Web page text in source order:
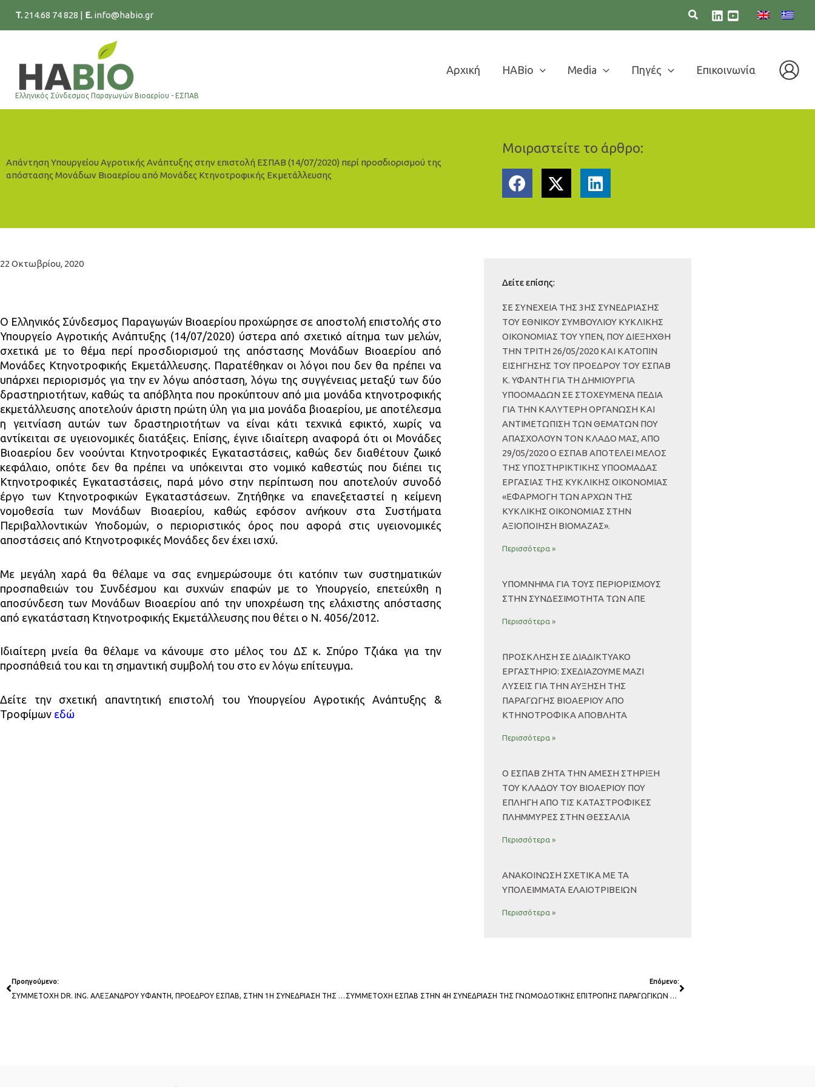
T. 214.68 74 828 | E. info@habio.gr
Ελληνικός Σύνδεσμος Παραγωγών Βιοαερίου - ΕΣΠΑΒ
Αρχική HABio Media Πηγές Επικοινωνία
Απάντηση Υπουργείου Αγροτικής Ανάπτυξης στην επιστολή ΕΣΠΑΒ (14/07/2020) περί προσδιορισμού της
απόστασης Μονάδων Βιοαερίου από Μονάδες Κτηνοτροφικής Εκμετάλλευσης
Μοιραστείτε το άρθρο:
22 Οκτωβρίου, 2020
Ο Ελληνικός Σύνδεσμος Παραγωγών Βιοαερίου προχώρησε σε αποστολή επιστολής στο
Υπουργείο Αγροτικής Ανάπτυξης (14/07/2020) ύστερα από σχετικό αίτημα των μελών,
σχετικά με το θέμα περί προσδιορισμού της απόστασης Μονάδων Βιοαερίου από
Μονάδες Κτηνοτροφικής Εκμετάλλευσης. Παρατέθηκαν οι λόγοι που δεν θα πρέπει να
υπάρχει περιορισμός για την εν λόγω απόσταση, λόγω της συγγένειας μεταξύ των δύο
δραστηριοτήτων, καθώς τα απόβλητα που προκύπτουν από μια μονάδα κτηνοτροφικής
εκμετάλλευσης αποτελούν άριστη πρώτη ύλη για μια μονάδα βιοαερίου, με αποτέλεσμα
η γειτνίαση αυτών των δραστηριοτήτων να είναι κάτι τεχνικά εφικτό, χωρίς να
αντίκειται σε υγειονομικές διατάξεις. Επίσης, έγινε ιδιαίτερη αναφορά ότι οι Μονάδες
Βιοαερίου δεν νοούνται Κτηνοτροφικές Εγκαταστάσεις, καθώς δεν διαθέτουν ζωικό
κεφάλαιο, οπότε δεν θα πρέπει να υπόκεινται στο νομικό καθεστώς που διέπει τις
Κτηνοτροφικές Εγκαταστάσεις, παρά μόνο στην περίπτωση που αποτελούν συνοδό
έργο των Κτηνοτροφικών Εγκαταστάσεων. Ζητήθηκε να επανεξεταστεί η κείμενη
νομοθεσία των Μονάδων Βιοαερίου, καθώς εφόσον ανήκουν στα Συστήματα
Περιβαλλοντικών Υποδομών, ο περιοριστικός όρος που αφορά στις υγειονομικές
αποστάσεις από Κτηνοτροφικές Μονάδες δεν έχει ισχύ.
Με μεγάλη χαρά θα θέλαμε να σας ενημερώσουμε ότι κατόπιν των συστηματικών
προσπαθειών του Συνδέσμου και συχνών επαφών με το Υπουργείο, επετεύχθη η
αποσύνδεση των Μονάδων Βιοαερίου από την υποχρέωση της ελάχιστης απόστασης
από εγκατάσταση Κτηνοτροφικής Εκμετάλλευσης που θέτει ο Ν. 4056/2012.
Ιδιαίτερη μνεία θα θέλαμε να κάνουμε στο μέλος του ΔΣ κ. Σπύρο Τζιάκα για την
προσπάθειά του και τη σημαντική συμβολή του στο εν λόγω επίτευγμα.
Δείτε την σχετική απαντητική επιστολή του Υπουργείου Αγροτικής Ανάπτυξης &
Τροφίμων εδώ
Δείτε επίσης:
ΣΕ ΣΥΝΕΧΕΙΑ ΤΗΣ 3ΗΣ ΣΥΝΕΔΡΙΑΣΗΣ
ΤΟΥ ΕΘΝΙΚΟΥ ΣΥΜΒΟΥΛΙΟΥ ΚΥΚΛΙΚΗΣ
ΟΙΚΟΝΟΜΙΑΣ ΤΟΥ ΥΠΕΝ, ΠΟΥ ΔΙΕΞΗΧΘΗ
ΤΗΝ ΤΡΙΤΗ 26/05/2020 ΚΑΙ ΚΑΤΟΠΙΝ
ΕΙΣΗΓΗΣΗΣ ΤΟΥ ΠΡΟΕΔΡΟΥ ΤΟΥ ΕΣΠΑΒ
Κ. ΥΦΑΝΤΗ ΓΙΑ ΤΗ ΔΗΜΙΟΥΡΓΙΑ
ΥΠΟΟΜΑΔΩΝ ΣΕ ΣΤΟΧΕΥΜΕΝΑ ΠΕΔΙΑ
ΓΙΑ ΤΗΝ ΚΑΛΥΤΕΡΗ ΟΡΓΑΝΩΣΗ ΚΑΙ
ΑΝΤΙΜΕΤΩΠΙΣΗ ΤΩΝ ΘΕΜΑΤΩΝ ΠΟΥ
ΑΠΑΣΧΟΛΟΥΝ ΤΟΝ ΚΛΑΔΟ ΜΑΣ, ΑΠΟ
29/05/2020 Ο ΕΣΠΑΒ ΑΠΟΤΕΛΕΙ ΜΕΛΟΣ
ΤΗΣ ΥΠΟΣΤΗΡΙΚΤΙΚΗΣ ΥΠΟΟΜΑΔΑΣ
ΕΡΓΑΣΙΑΣ ΤΗΣ ΚΥΚΛΙΚΗΣ ΟΙΚΟΝΟΜΙΑΣ
«ΕΦΑΡΜΟΓΗ ΤΩΝ ΑΡΧΩΝ ΤΗΣ
ΚΥΚΛΙΚΗΣ ΟΙΚΟΝΟΜΙΑΣ ΣΤΗΝ
ΑΞΙΟΠΟΙΗΣΗ ΒΙΟΜΑΖΑΣ».
Περισσότερα »
ΥΠΟΜΝΗΜΑ ΓΙΑ ΤΟΥΣ ΠΕΡΙΟΡΙΣΜΟΥΣ
ΣΤΗΝ ΣΥΝΔΕΣΙΜΟΤΗΤΑ ΤΩΝ ΑΠΕ
Περισσότερα »
ΠΡΟΣΚΛΗΣΗ ΣΕ ΔΙΑΔΙΚΤΥΑΚΟ
ΕΡΓΑΣΤΗΡΙΟ: ΣΧΕΔΙΆΖΟΥΜΕ ΜΑΖΊ
ΛΎΣΕΙΣ ΓΙΑ ΤΗΝ ΑΎΞΗΣΗ ΤΗΣ
ΠΑΡΑΓΩΓΉΣ ΒΙΟΑΕΡΊΟΥ ΑΠΌ
ΚΤΗΝΟΤΡΟΦΙΚΆ ΑΠΌΒΛΗΤΑ
Περισσότερα »
Ο ΕΣΠΑΒ ΖΗΤΆ ΤΗΝ ΆΜΕΣΗ ΣΤΉΡΙΞΗ
ΤΟΥ ΚΛΆΔΟΥ ΤΟΥ ΒΙΟΑΕΡΊΟΥ ΠΟΥ
ΕΠΛΉΓΗ ΑΠΌ ΤΙΣ ΚΑΤΑΣΤΡΟΦΙΚΈΣ
ΠΛΗΜΜΎΡΕΣ ΣΤΗΝ ΘΕΣΣΑΛΊΑ
Περισσότερα »
ΑΝΑΚΟΊΝΩΣΗ ΣΧΕΤΙΚΆ ΜΕ ΤΑ
ΥΠΟΛΕΊΜΜΑΤΑ ΕΛΑΙΟΤΡΙΒΕΊΩΝ
Περισσότερα »
Prev
Προηγούμενο:
ΣΥΜΜΕΤΟΧΗ DR. ING. ΑΛΕΞΑΝΔΡΟΥ ΥΦΑΝΤΗ, ΠΡΟΕΔΡΟΥ ΕΣΠΑΒ, ΣΤΗΝ 1Η ΣΥΝΕΔΡΙΑΣΗ ΤΗΣ ΥΠΟΟΜΑΔΑΣ ΕΡΓΑΣΙΑΣ ΤΟΥ ΥΠΟΥΡΓΕΙΟΥ ΠΕΡΙΒΑΛΛΟΝΤΟΣ ΚΑΙ ΕΝΕΡΓΕΙΑΣ ΓΙΑ ΤΗΝ ΕΦΑΡΜΟΓΗ ΤΩΝ ΑΡΧΩΝ ΤΗΣ ΚΥΚΛΙΚΗΣ ΟΙΚΟΝΟΜΙΑΣ ΣΤΗΝ ΑΞΙΟΠΟΙΗΣΗ ΒΙΟΜΑΖΑΣ.
Επόμενο:
ΣΥΜΜΕΤΟΧΗ ΕΣΠΑΒ ΣΤΗΝ 4Η ΣΥΝΕΔΡΙΑΣΗ ΤΗΣ ΓΝΩΜΟΔΟΤΙΚΗΣ ΕΠΙΤΡΟΠΗΣ ΠΑΡΑΓΩΓΙΚΩΝ ΦΟΡΕΩΝ ΓΙΑ ΤΗΝ ΚΥΚΛΙΚΗ ΟΙΚΟΝΟΜΙΑ ΤΟΥ ΥΠΟΥΡΓΕΙΟΥ ΠΕΡΙΒΑΛΛΟΝΤΟΣ ΚΑΙ ΕΝΕΡΓΕΙΑΣ
Next